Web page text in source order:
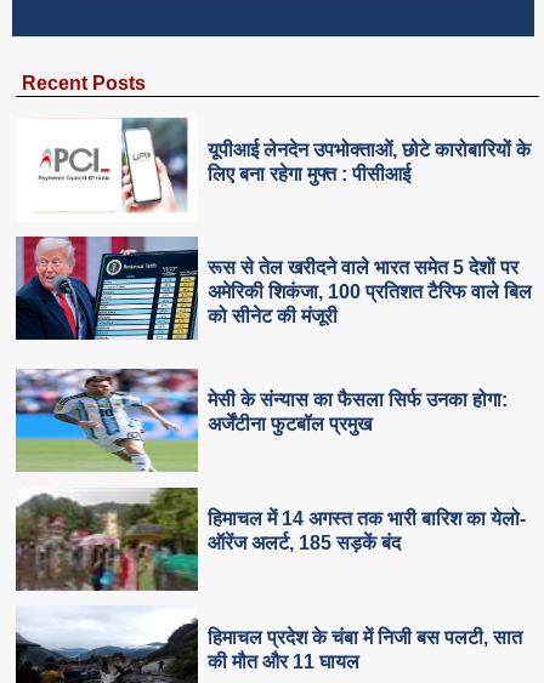
Recent Posts
यूपीआई लेनदेन उपभोक्ताओं, छोटे कारोबारियों के
लिए बना रहेगा मुफ्त : पीसीआई
रूस से तेल खरीदने वाले भारत समेत 5 देशाें पर
अमेरिकी शिकंजा, 100 प्रतिशत टैरिफ वाले बिल
को सीनेट की मंजूरी
मेसी के संन्यास का फैसला सिर्फ उनका होगा:
अर्जेंटीना फुटबॉल प्रमुख
हिमाचल में 14 अगस्त तक भारी बारिश का येलो-
ऑरेंज अलर्ट, 185 सड़कें बंद
हिमाचल प्रदेश के चंबा में निजी बस पलटी, सात
की मौत और 11 घायल